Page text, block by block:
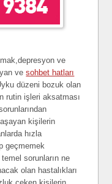
ve
vesohbet hatları
düzeni bozuk olan
rutin işleri aksatması
kişilerin
hızla
geçmemek
sorunların ne
olan hastalıkları